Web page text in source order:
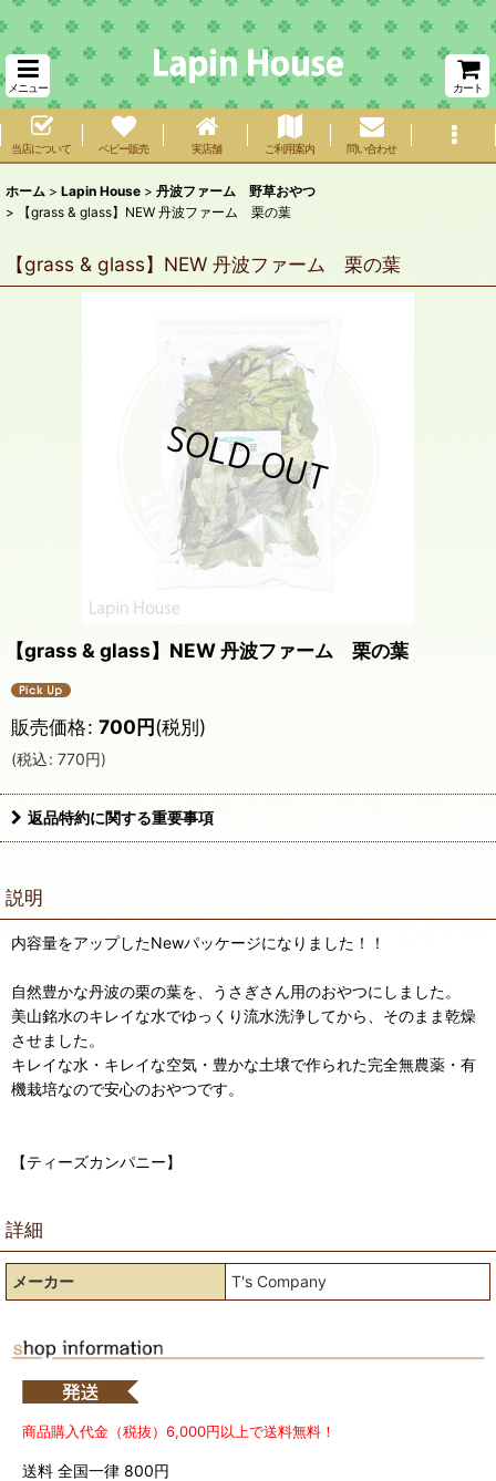
メニュー カート
当店について ベビー販売 実店舗 ご利用案内 問い合わせ
ホーム > Lapin House > 丹波ファーム 野草おやつ
>
【grass & glass】NEW 丹波ファーム 栗の葉
【grass & glass】NEW 丹波ファーム 栗の葉
【grass & glass】NEW 丹波ファーム 栗の葉
販売価格: 700円(税別)
(税込: 770円)
返品特約に関する重要事項
説明
内容量をアップしたNewパッケージになりました！！
自然豊かな丹波の栗の葉を、うさぎさん用のおやつにしました。
美山銘水のキレイな水でゆっくり流水洗浄してから、そのまま乾燥
させました。
キレイな水・キレイな空気・豊かな土壌で作られた完全無農薬・有
機栽培なので安心のおやつです。
【ティーズカンパニー】
詳細
メーカー T's Company
商品購入代金（税抜）6,000円以上で送料無料！
送料 全国一律 800円